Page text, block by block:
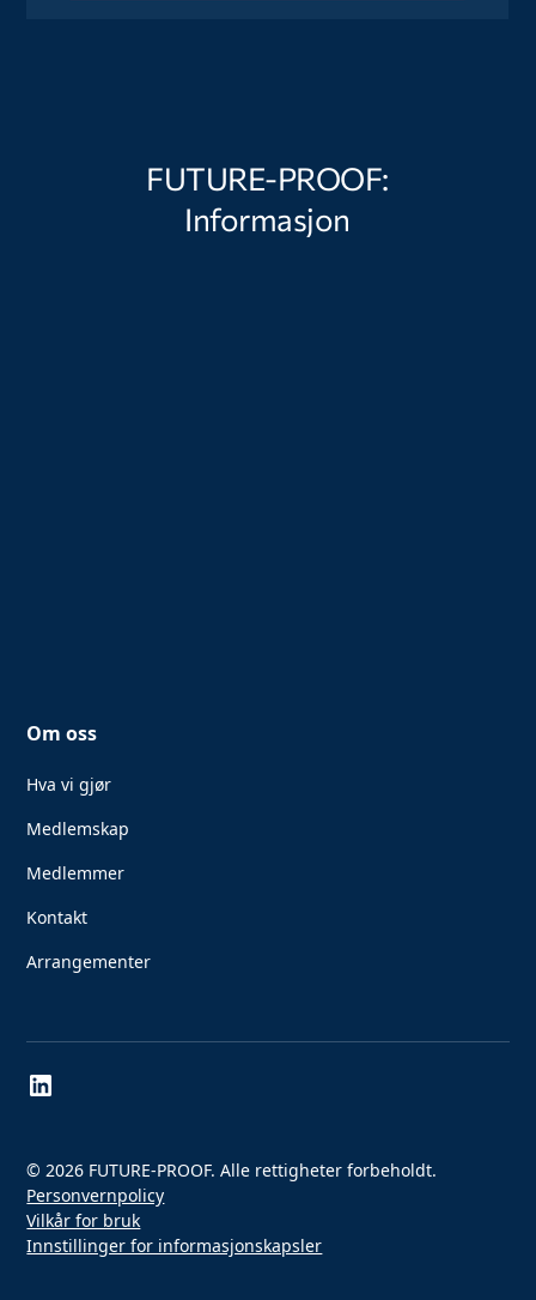
Om oss
Hva vi gjør
Medlemskap
Medlemmer
Kontakt
Arrangementer
© 2026 FUTURE-PROOF. Alle rettigheter forbeholdt.
Personvernpolicy
Vilkår for bruk
Innstillinger for informasjonskapsler